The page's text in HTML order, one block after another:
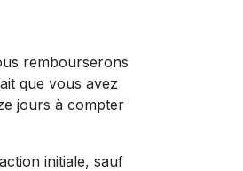
rembourserons
que vous avez
jours à compter
initiale, sauf